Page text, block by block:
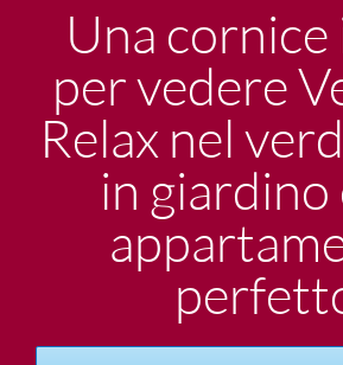
Una cornice
per vedere
Relax nel
in giardino